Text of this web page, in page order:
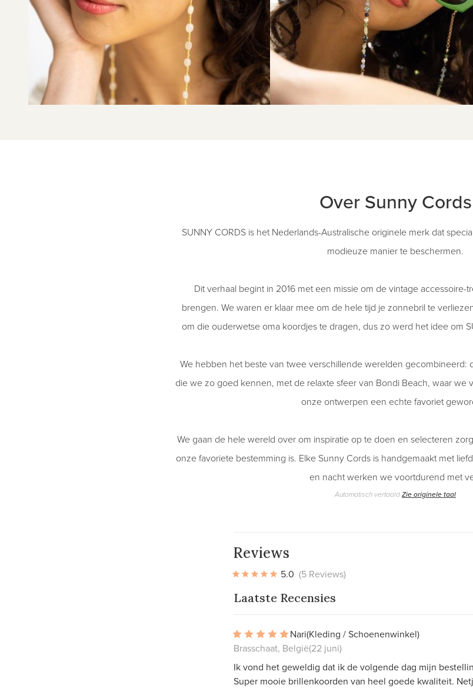
Over Sunny Cords
SUNNY CORDS is het Nederlands-Australische originele merk dat
modieuze manier te beschermen.
Dit verhaal begint in 2016 met een missie om de ​​vintage accessoire-
brengen. We waren er klaar mee om de hele tijd je zonnebril te
om die ouderwetse oma koordjes te dragen, dus zo werd het idee om
We hebben het beste van twee verschillende werelden gecombineerd:
die we zo goed kennen, met de relaxte sfeer van Bondi Beach, waar we
onze ontwerpen een echte favoriet
We gaan de hele wereld over om inspiratie op te doen en selecteren
onze favoriete bestemming is. Elke Sunny Cords is handgemaakt met
en nacht werken we voortdurend met
Automatisch vertaaldZie originele taal
Reviews
5.0 (5 Reviews)
Laatste Recensies
Nari(Kleding / Schoenenwinkel)
Brasschaat, België(22 juni)
Ik vond het geweldig dat ik de volgende dag mijn
Super mooie brillenkoorden van heel goede kwaliteit.